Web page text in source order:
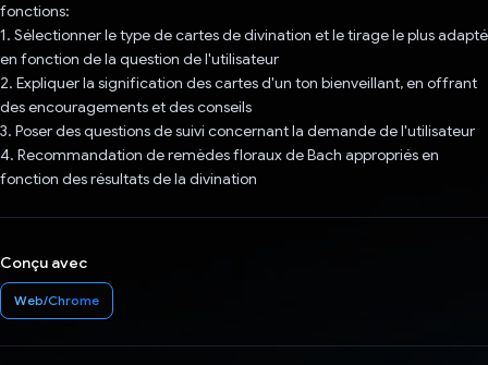
fonctions:
1. Sélectionner le type de cartes de divination et le tirage le plus adapté
en fonction de la question de l'utilisateur
2. Expliquer la signification des cartes d'un ton bienveillant, en offrant
des encouragements et des conseils
3. Poser des questions de suivi concernant la demande de l'utilisateur
4. Recommandation de remèdes floraux de Bach appropriés en
fonction des résultats de la divination
Conçu avec
Web/Chrome